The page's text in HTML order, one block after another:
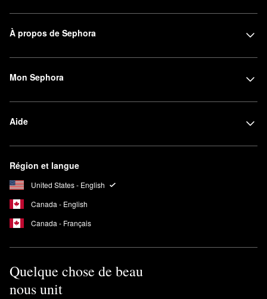
À propos de Sephora
Mon Sephora
Aide
Région et langue
United States - English
Canada - English
Canada - Français
Quelque chose de beau
nous unit